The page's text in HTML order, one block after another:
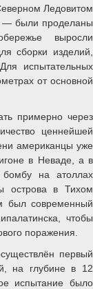
Ледовитом
— были проделаны
выросли
сборки изделий,
испытательных
от основной
примерно через
ценнейшей
американцы уже
в Неваде, а в
на атоллах
острова в Тихом
был современный
чтобы
поражения.
первый
на глубине в 12
испытание было